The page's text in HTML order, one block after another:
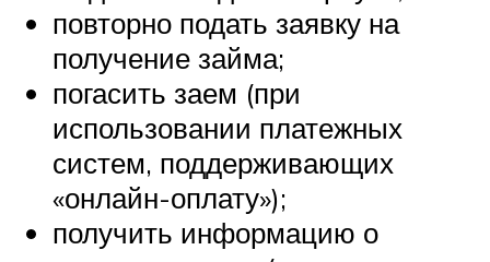
повторно подать заявку на
получение займа;
погасить заем (при
использовании платежных
систем, поддерживающих
«онлайн-оплату»);
получить информацию о